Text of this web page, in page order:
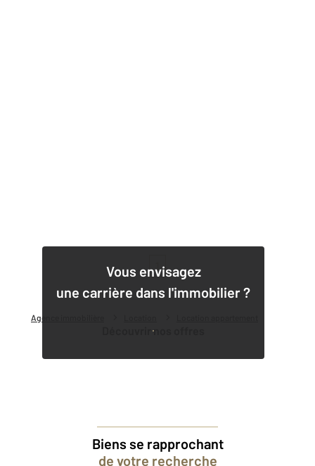
Agence immobilière
Vous envisagez
une carrière dans l'immobilier ?
Découvrir nos offres
Biens se rapprochant
de votre recherche